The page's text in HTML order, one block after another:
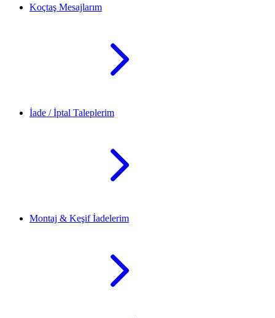
Koçtaş Mesajlarım
İade / İptal Taleplerim
Montaj & Keşif İadelerim